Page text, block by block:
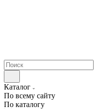
Каталог
По всему сайту
По каталогу